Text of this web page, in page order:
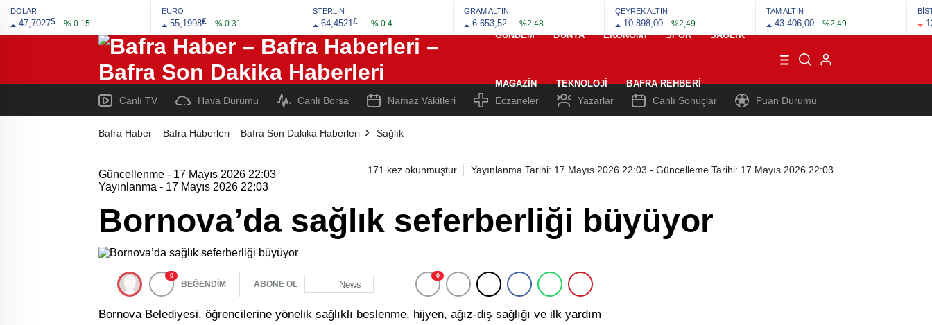
DOLAR
47,7027$ % 0.15
EURO
55,1998€ % 0.31
STERLİN
64,4521£ % 0.4
GRAM ALTIN
6.653,52 %2,48
ÇEYREK ALTIN
10.898,00 %2,49
TAM ALTIN
43.406,00 %2,49
GÜNDEM
DÜNYA EKONOMI SPOR SAĞLIK
MAGAZIN TEKNOLOJI BAFRA REHBERI
Canlı TV Hava Durumu Canlı Borsa Namaz Vakitleri Eczaneler Yazarlar Canlı Sonuçlar Puan Durumu
Bafra Haber – Bafra Haberleri – Bafra Son Dakika Haberleri Sağlık
171 kez okunmuştur Yayınlanma Tarihi: 17 Mayıs 2026 22:03 - Güncelleme Tarihi: 17 Mayıs 2026 22:03
Güncellenme - 17 Mayıs 2026 22:03
Yayınlanma - 17 Mayıs 2026 22:03
Bornova’da sağlık seferberliği büyüyor
0
BEĞENDİM ABONE OL News
0
Bornova Belediyesi, öğrencilerine yönelik sağlıklı beslenme, hijyen, ağız-diş sağlığı ve ilk yardım